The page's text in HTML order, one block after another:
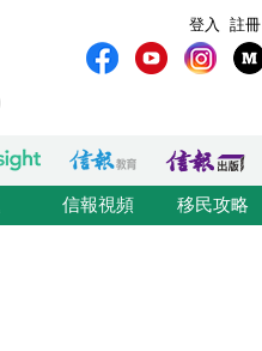
註冊
登入
信報視頻 移民攻略